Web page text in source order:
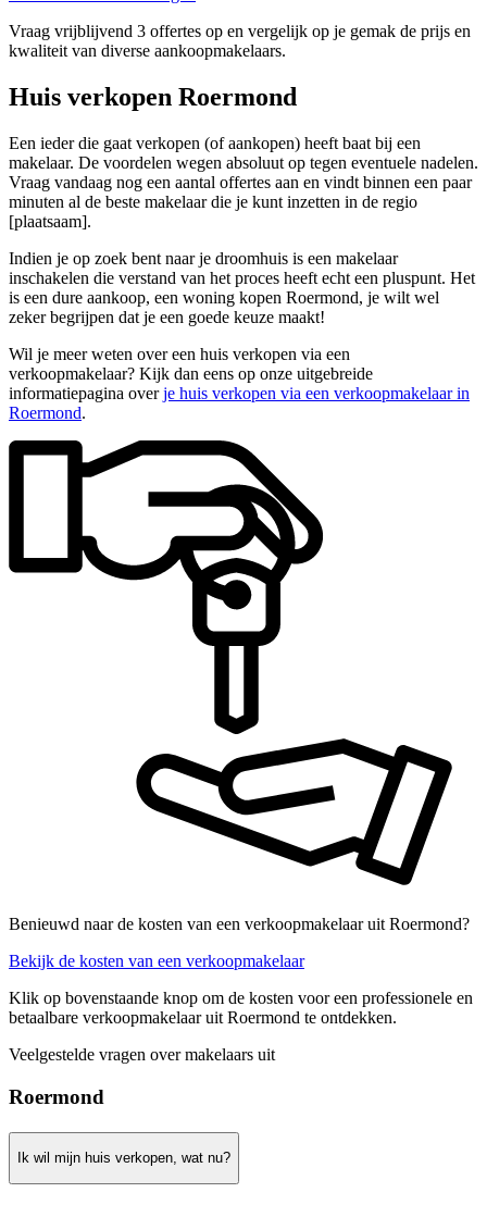
Vraag vrijblijvend 3 offertes op en vergelijk op je gemak de prijs en
kwaliteit van diverse aankoopmakelaars.
Huis verkopen Roermond
Een ieder die gaat verkopen (of aankopen) heeft baat bij een
makelaar. De voordelen wegen absoluut op tegen eventuele nadelen.
Vraag vandaag nog een aantal offertes aan en vindt binnen een paar
minuten al de beste makelaar die je kunt inzetten in de regio
[plaatsaam].
Indien je op zoek bent naar je droomhuis is een makelaar
inschakelen die verstand van het proces heeft echt een pluspunt. Het
is een dure aankoop, een woning kopen Roermond, je wilt wel
zeker begrijpen dat je een goede keuze maakt!
Wil je meer weten over een huis verkopen via een
verkoopmakelaar? Kijk dan eens op onze uitgebreide
informatiepagina overje huis verkopen via een verkoopmakelaar in
Roermond.
Benieuwd naar de kosten van een verkoopmakelaar uit Roermond?
Bekijk de kosten van een verkoopmakelaar
Klik op bovenstaande knop om de kosten voor een professionele en
betaalbare verkoopmakelaar uit Roermond te ontdekken.
Veelgestelde vragen over makelaars uit
Roermond
Ik wil mijn huis verkopen, wat nu?